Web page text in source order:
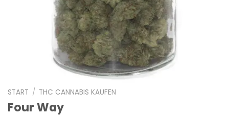
START / THC CANNABIS KAUFEN
Four Way